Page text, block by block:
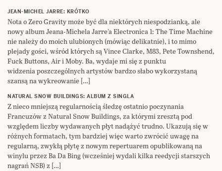
JEAN-MICHEL JARRE: KRÓTKO
Nota o Zero Gravity może być dla niektórych niespodzianką, ale
nowy album Jeana-Michela Jarre’a Electronica 1: The Time Machine
nie należy do moich ulubionych (mówiąc delikatnie), i to mimo
plejady gości, wśród których są Vince Clarke, M83, Pete Townshend,
Fuck Buttons, Air i Moby. Ba, wydaje mi się z punktu
widzenia poszczególnych artystów bardzo słabo wykorzystaną
szansą na wykreowanie […]
NATURAL SNOW BUILDINGS: ALBUM Z SINGLA
Z nieco mniejszą regularnością śledzę ostatnio poczynania
Francuzów z Natural Snow Buildings, za którymi zresztą pod
względem liczby wydawanych płyt nadążyć trudno. Ukazują się w
różnych formatach, tym bardziej więc warto zwrócić uwagę na
regularną, zwykłą płytę z nowym repertuarem opublikowaną na
winylu przez Ba Da Bing (wcześniej wydali kilka reedycji starszych
nagrań NSB) z […]